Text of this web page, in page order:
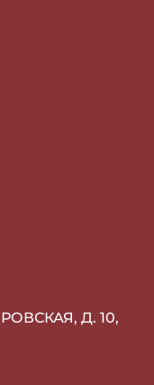
Д. 10,